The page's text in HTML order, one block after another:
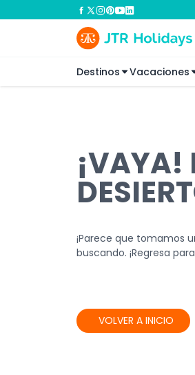
Destinos Vacaciones
¡VAYA!
¡Parece que tomamos
buscando. ¡Regresa
VOLVER A INICIO